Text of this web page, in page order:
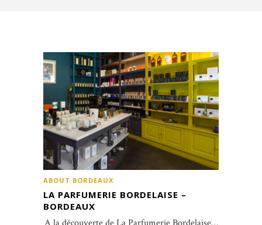
ABOUT BORDEAUX
LA PARFUMERIE BORDELAISE –
BORDEAUX